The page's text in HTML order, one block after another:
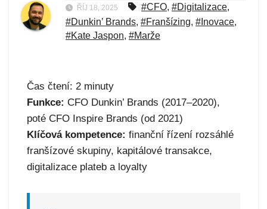
ŘÍJ 18, 2025 #CFO, #Digitalizace,
#Dunkin’ Brands, #Franšízing, #Inovace,
#Kate Jaspon, #Marže
Čas čtení: 2 minuty
Funkce: CFO Dunkin’ Brands (2017–2020),
poté CFO Inspire Brands (od 2021)
Klíčová kompetence: finanční řízení rozsáhlé
franšízové skupiny, kapitálové transakce,
digitalizace plateb a loyalty